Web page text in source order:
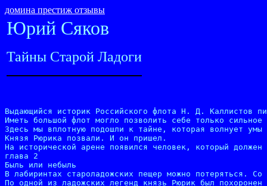
домина престиж отзывы
Юрий Сяков
Тайны Старой Ладоги
Выдающийся историк Российского флота Н. Д. Каллистов
Иметь большой флот могло позволить себе только
Здесь мы вплотную подошли к тайне, которая волнует
Князя Рюрика позвали. И он пришел.
На исторической арене появился человек, который
глава 2
Быль или небыль
В лабиринтах староладожских пещер можно потеряться.
По одной из ладожских легенд князь Рюрик был